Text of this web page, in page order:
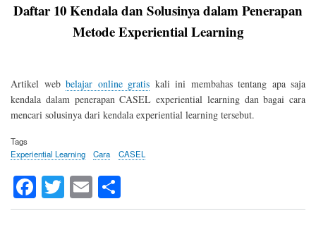
Daftar 10 Kendala dan Solusinya dalam Penerapan
Metode Experiential Learning
Artikel web belajar online gratis kali ini membahas tentang apa saja
kendala dalam penerapan CASEL experiential learning dan bagai cara
mencari solusinya dari kendala experiential learning tersebut.
Tags
Experiential Learning
Cara CASEL
Fa
ce
T
wi
E
m ha